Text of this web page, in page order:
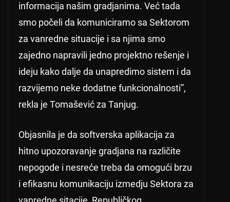
informacija našim gradjanima. Već tada
smo počeli da komuniciramo sa Sektorom
za vanredne situacije i sa njima smo
zajedno napravili jedno projektno rešenje i
ideju kako dalje da unapredimo sistem i da
razvijemo neke dodatne funkcionalnosti”,
rekla je Tomašević za Tanjug.
Objasnila je da softverska aplikacija za
hitno upozoravanje gradjana na različite
nepogode i nesreće treba da omogući brzu
i efikasnu komunikaciju izmedju Sektora za